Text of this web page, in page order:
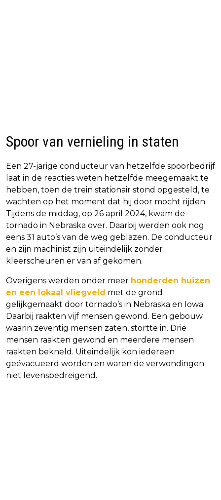
Spoor van vernieling in staten
Een 27-jarige conducteur van hetzelfde spoorbedrijf
laat in de reacties weten hetzelfde meegemaakt te
hebben, toen de trein stationair stond opgesteld, te
wachten op het moment dat hij door mocht rijden.
Tijdens de middag, op 26 april 2024, kwam de
tornado in Nebraska over. Daarbij werden ook nog
eens 31 auto’s van de weg geblazen. De conducteur
en zijn machinist zijn uiteindelijk zonder
kleerscheuren er van af gekomen.
Overigens werden onder meer honderden huizen
en een lokaal vliegveld met de grond
gelijkgemaakt door tornado’s in Nebraska en Iowa.
Daarbij raakten vijf mensen gewond. Een gebouw
waarin zeventig mensen zaten, stortte in. Drie
mensen raakten gewond en meerdere mensen
raakten bekneld. Uiteindelijk kon iedereen
geëvacueerd worden en waren de verwondingen
niet levensbedreigend.